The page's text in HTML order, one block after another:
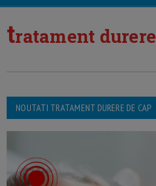
tratament
NOUTATI TRATAMENT DURERE DE CAP